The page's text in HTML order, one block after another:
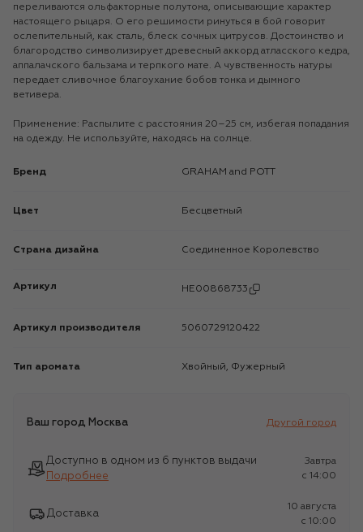
переливаются ольфакторные полутона, описывающие характер
настоящего рыцаря. О его решимости ринуться в бой говорит
ослепительный, как сталь, блеск сочных цитрусов. Достоинство и
благородство символизирует древесный аккорд атласского кедра,
аппалачского бальзама и терпкого мате. А чувственность натуры
передает сливочное благоухание бобов тонка и дымного
ветивера.
Применение: Распылите с расстояния 20–25 см, избегая попадания
на одежду. Не используйте, находясь на солнце.
Бренд GRAHAM and POTT
Цвет Бесцветный
Страна дизайна Соединенное Королевство
Артикул HE00868733
Артикул производителя 5060729120422
Тип аромата Хвойный, Фужерный
Ваш город Москва Другой город
Доступно в одном из 6 пунктов выдачи
Подробнее
Завтра
c 14:00
Доставка
10 августа
c 10:00